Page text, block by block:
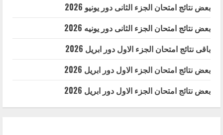
بعض نتائج امتحان الجزء الثانى دور يونيو 2026
بعض نتائج امتحان الجزء الثانى دور يونيه 2026
باقى نتائج امتحان الجزء الاول دور ابريل 2026
بعض نتائج امتحان الجزء الاول دور ابريل 2026
بعض نتائج امتحان الجزء الاول دور ابريل 2026